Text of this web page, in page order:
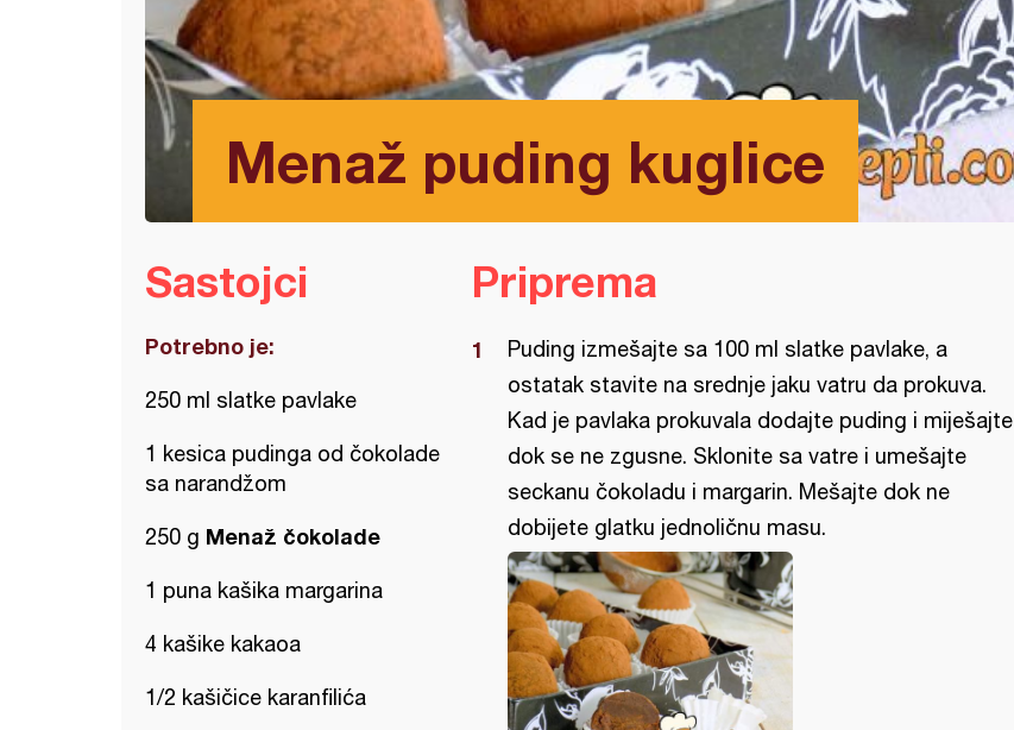
Menaž puding kuglice
Sastojci
Potrebno je:
250 ml slatke pavlake
1 kesica pudinga od čokolade
sa narandžom
250 g Menaž čokolade
1 puna kašika margarina
4 kašike kakaoa
1/2 kašičice karanfilića
Priprema
Puding izmešajte sa 100 ml slatke pavlake, a
ostatak stavite na srednje jaku vatru da prokuva.
Kad je pavlaka prokuvala dodajte puding i miješajte
dok se ne zgusne. Sklonite sa vatre i umešajte
seckanu čokoladu i margarin. Mešajte dok ne
dobijete glatku jednoličnu masu.